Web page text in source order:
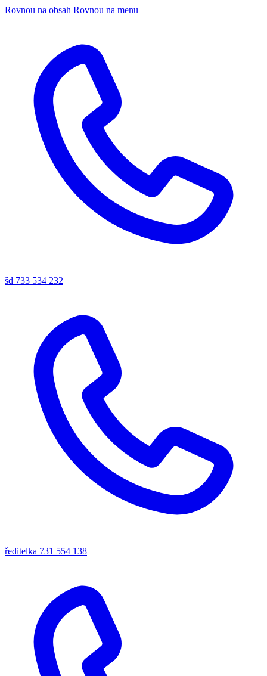
Rovnou na obsah Rovnou na menu
šd 733 534 232
ředitelka 731 554 138